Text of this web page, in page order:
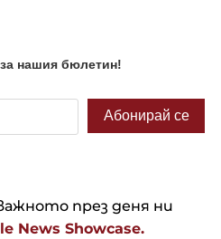
важното през деня ни
News Showcase.